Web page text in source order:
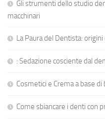
Gli strumenti dello studio
macchinari
La Paura del Dentista:
: Sedazione cosciente dal
Cosmetici e Crema a base di
Come sbiancare i denti con